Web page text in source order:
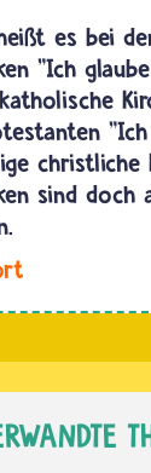
es bei
"Ich
christliche
sind doch